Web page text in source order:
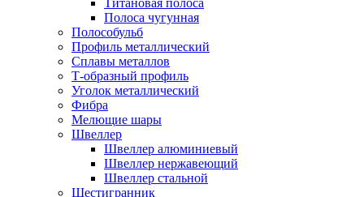
Титановая полоса
Полоса чугунная
Полособульб
Профиль металлический
Сплавы металлов
Т-образный профиль
Уголок металлический
Фибра
Мелющие шары
Швеллер
Швеллер алюминиевый
Швеллер нержавеющий
Швеллер стальной
Шестигранник